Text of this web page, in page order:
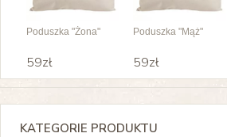
Poduszka "Żona"
59zł
Poduszka "Mąż"
59zł
KATEGORIE PRODUKTU